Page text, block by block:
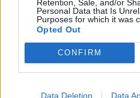
Retention, Sale, and/or
Personal Data that Is
Purposes for which it was
Opted Out
CONFIRM
Data Deletion Data
Pedig
nőknek,